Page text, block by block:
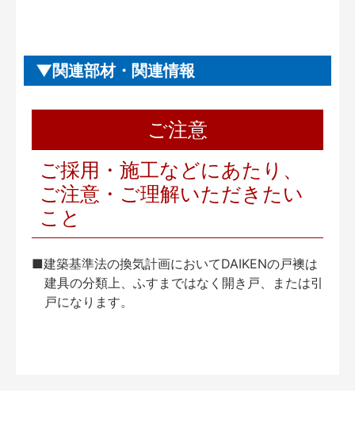
関連部材・関連情報
ご注意
ご採用・施工などにあたり、
ご注意・ご理解いただきたい
こと
■建築基準法の換気計画においてDAIKENの戸襖は
建具の分類上、ふすまではなく開き戸、または引
戸になります。